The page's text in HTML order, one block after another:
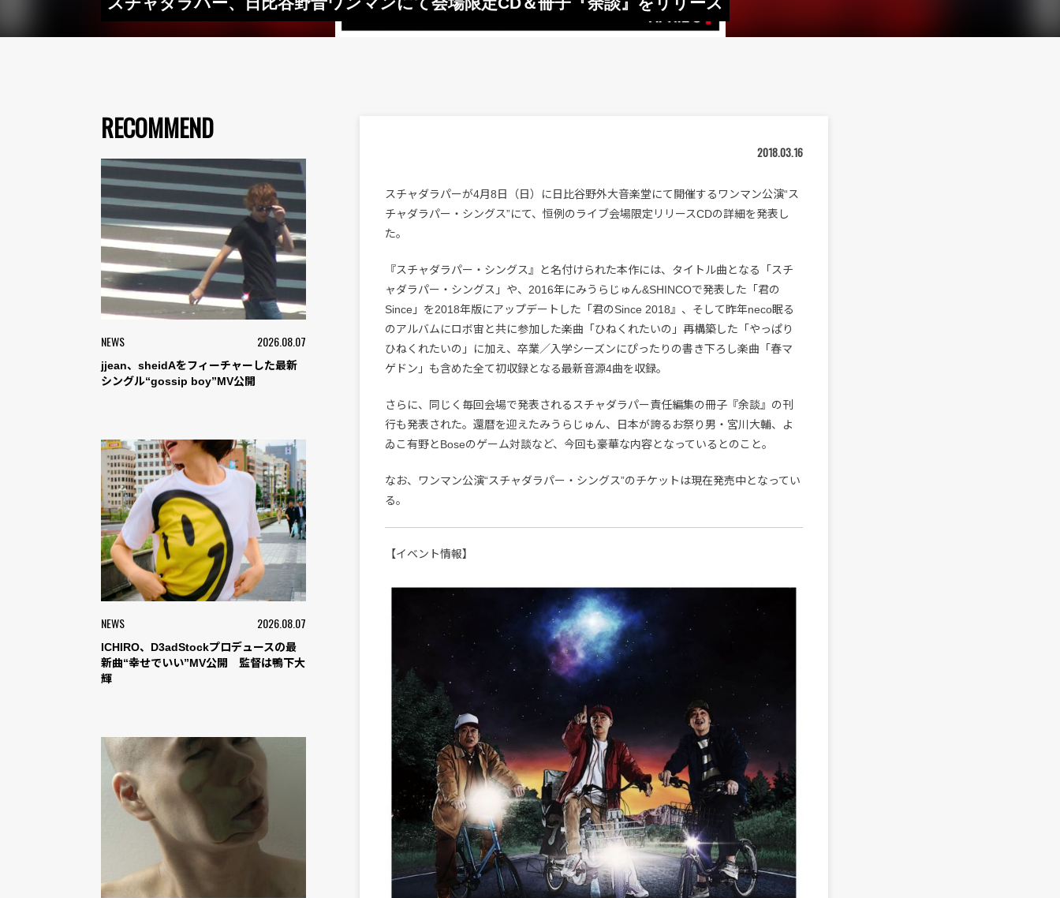
RECOMMEND
NEWS 2026.08.07
jjean、sheidAをフィーチャーした最新
シングル“gossip boy”MV公開
NEWS 2026.08.07
ICHIRO、D3adStockプロデュースの最
新曲“幸せでいい”MV公開 監督は鴨下大
輝
2018.03.16
スチャダラパーが4月8日（日）に日比谷野外大音楽堂にて開催するワンマン公演“ス
チャダラパー・シングス”にて、恒例のライブ会場限定リリースCDの詳細を発表し
た。
『スチャダラパー・シングス』と名付けられた本作には、タイトル曲となる「スチ
ャダラパー・シングス」や、2016年にみうらじゅん&SHINCOで発表した「君の
Since」を2018年版にアップデートした「君のSince 2018』、そして昨年neco眠る
のアルバムにロボ宙と共に参加した楽曲「ひねくれたいの」再構築した「やっぱり
ひねくれたいの」に加え、卒業／入学シーズンにぴったりの書き下ろし楽曲「春マ
ゲドン」も含めた全て初収録となる最新音源4曲を収録。
さらに、同じく毎回会場で発表されるスチャダラパー責任編集の冊子『余談』の刊
行も発表された。還暦を迎えたみうらじゅん、日本が誇るお祭り男・宮川大輔、よ
ゐこ有野とBoseのゲーム対談など、今回も豪華な内容となっているとのこと。
なお、ワンマン公演“スチャダラパー・シングス”のチケットは現在発売中となってい
る。
【イベント情報】